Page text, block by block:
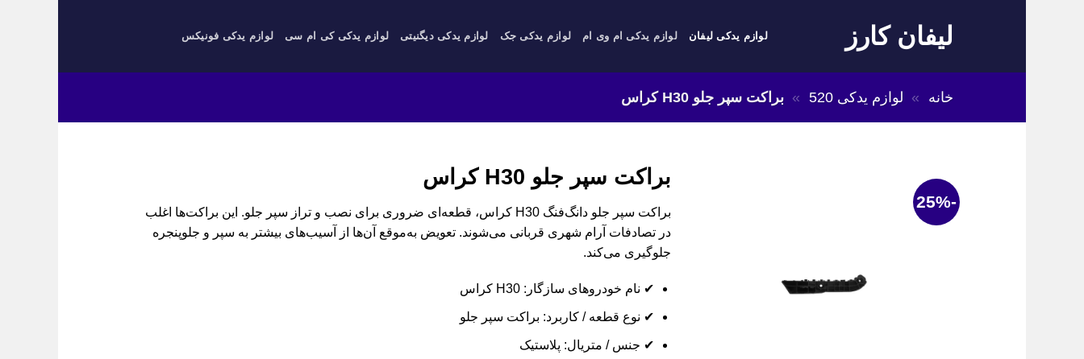
لیفان کارز لوازم یدکی لیفان لوازم یدکی ام وی ام لوازم یدکی جک لوازم یدکی دیگنیتی لوازم یدکی کی ام سی لوازم یدکی فونیکس
خانه » لوازم یدکی 520 » براکت سپر جلو H30 کراس
-25%
براکت سپر جلو H30 کراس
براکت سپر جلو دانگ‌فنگ H30 کراس، قطعه‌ای ضروری برای نصب و تراز سپر جلو. این براکت‌ها اغلب
در تصادفات آرام شهری قربانی می‌شوند. تعویض به‌موقع آن‌ها از آسیب‌های بیشتر به سپر و جلوپنجره
جلوگیری می‌کند.
✔ نام خودروهای سازگار: H30 کراس
✔ نوع قطعه / کاربرد: براکت سپر جلو
✔ جنس / متریال: پلاستیک